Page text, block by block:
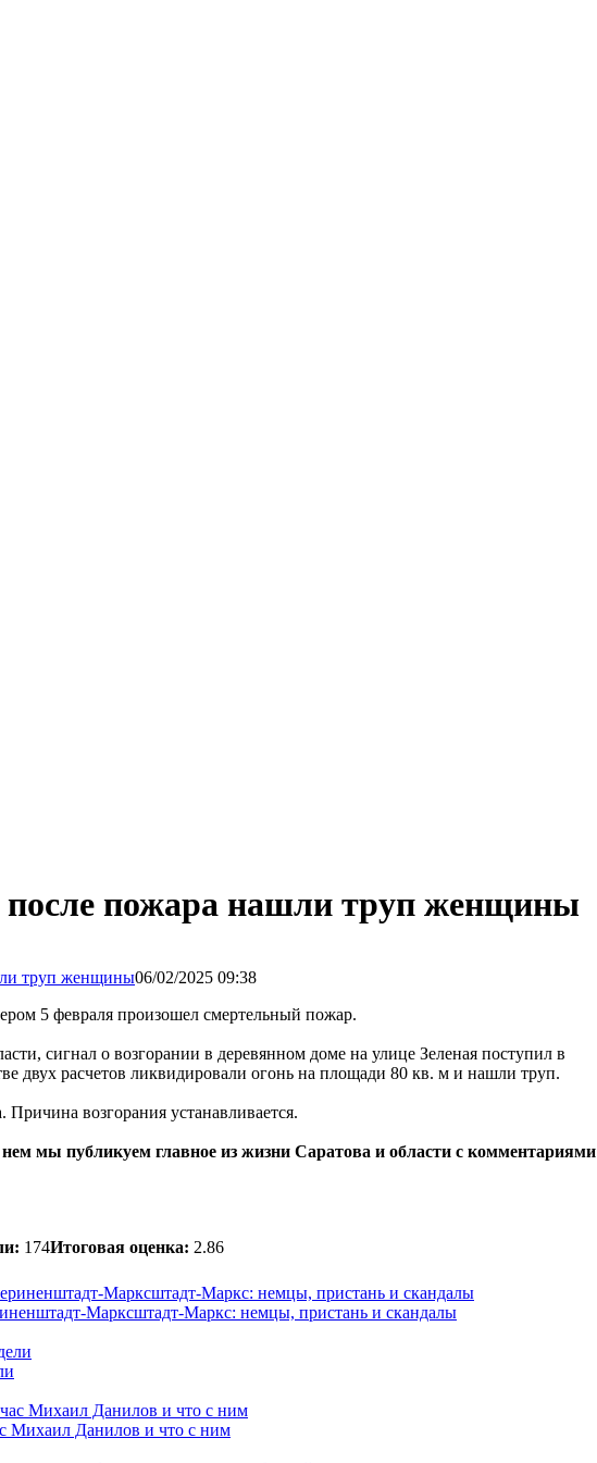
после пожара нашли труп женщины
06/02/2025 09:38
5 февраля произошел смертельный пожар.
сигнал о возгорании в деревянном доме на улице Зеленая поступил в
двух расчетов ликвидировали огонь на площади 80 кв. м и нашли труп.
возгорания устанавливается.
мы публикуем главное из жизни Саратова и области с комментариями
174Итоговая оценка: 2.86
Марксштадт-Маркс: немцы, пристань и скандалы
Михаил Данилов и что с ним